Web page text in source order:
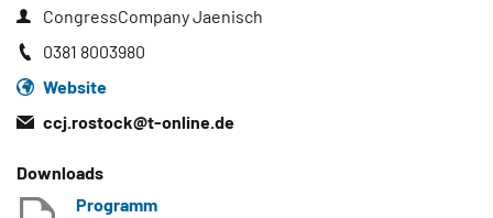
CongressCompany Jaenisch
0381 8003980
Website
ccj.rostock@t-online.de
Downloads
Programm